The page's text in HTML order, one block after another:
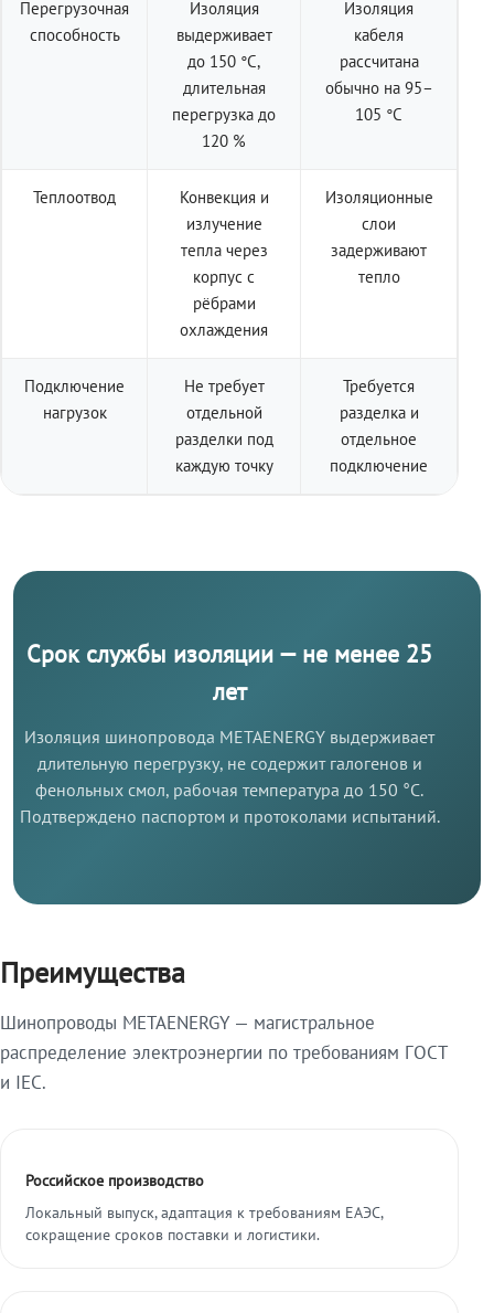
Перегрузочная
способность
Изоляция
выдерживает
до 150 °C,
длительная
перегрузка до
120 %
Изоляция
кабеля
рассчитана
обычно на 95–
105 °C
Теплоотвод
Конвекция и
излучение
тепла через
корпус с
рёбрами
охлаждения
Изоляционные
слои
задерживают
тепло
Подключение
нагрузок
Не требует
отдельной
разделки под
каждую точку
Требуется
разделка и
отдельное
подключение
Срок службы изоляции — не менее 25
лет
Изоляция шинопровода METAENERGY выдерживает
длительную перегрузку, не содержит галогенов и
фенольных смол, рабочая температура до 150 °C.
Подтверждено паспортом и протоколами испытаний.
Преимущества
Шинопроводы METAENERGY — магистральное
распределение электроэнергии по требованиям ГОСТ
и IEC.
Российское производство
Локальный выпуск, адаптация к требованиям ЕАЭС,
сокращение сроков поставки и логистики.